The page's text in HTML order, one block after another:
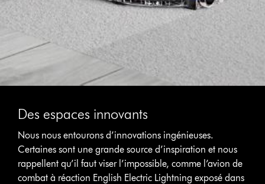
Des espaces innovants
Nous nous entourons d’innovations ingénieuses.
Certaines sont une grande source d’inspiration et nous
rappellent qu’il faut viser l’impossible, comme l’avion de
combat à réaction English Electric Lightning exposé dans